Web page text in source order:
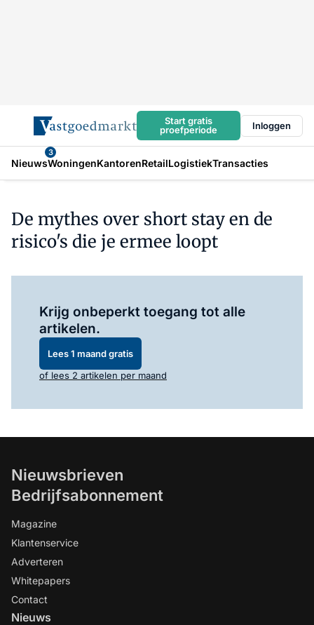
Start gratis
proefperiode
Inloggen
Nieuws
3
WoningenKantorenRetailLogistiekTransacties
De mythes over short stay en de
risico's die je ermee loopt
Krijg onbeperkt toegang tot alle
artikelen.
Lees 1 maand gratis
of lees 2 artikelen per maand
Nieuwsbrieven
Bedrijfsabonnement
Magazine
Klantenservice
Adverteren
Whitepapers
Contact
Nieuws